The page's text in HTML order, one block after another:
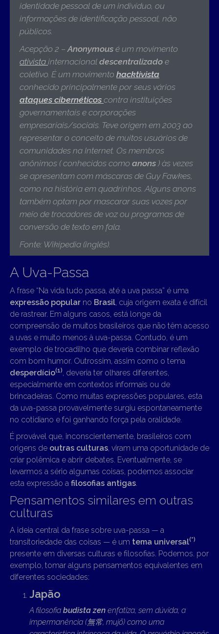
identidade pessoal de um indivíduo, ou
informações de identificação pessoal, não
públicos.
Acepção 2 – Anonymous é um movimento
ativista internacional descentralizado e
coletivo. É um movimento hacktivista
conhecido principalmente por seus vários
ataques cibernéticos contra instituições
governamentais e corporações
empresariais/sociais. Teve origem em 2003 ao
representar o conceito de muitos usuários de
comunidades na Internet. Os membros
anônimos ( conhecidos como anons ) às vezes
se apresentam com máscaras de Guy Fawkes,
como na história em quadrinhos. Alguns anons
também optam por mascarar suas vozes por
meio de trocadores de voz ou programas de
conversão de texto em fala
Fonte: Wikipedia (inglês).
A Uva-Passa
A frase “Na vida tudo passa, até a uva passa” é uma
expressão popular no Brasil , cuja origem exata é difícil
de rastrear. Em alguns casos, está longe da
compreensão de muitos brasileiros que não têm acesso
a uvas e muito menos à uva-passa. Contudo, é um
exemplo de trocadilho que deveria combinar reflexão
com bom humor. Outrossim, assim como o tema
desperdício(1)
, deveria ter olhares diferentes,
especialmente em contextos informais ou de
brincadeiras. Como muitas expressões populares, esta
da uva-passa provavelmente surgiu espontaneamente
no cotidiano e foi ganhando força pela oralidade.
É provável que, inconscientemente, brasileiros com
origens de outras culturas , viram uma oportunidade de
criar polêmica e abrir debates. Eventualmente, se
levarmos a sério algumas coisas, podemos associar
esta expressão a filosofias antigas
Pensamentos similares em outras
culturas
A ideia central da frase sobre uva-passa — a
transitoriedade das coisas — é um tema universal(*)
presente em diversas culturas e filosofias. Podemos. por
exemplo, tomar alguns pensamentos equivalentes em
diferentes sociedades:
Japão
A filosofia budista zen enfatiza, sem dúvida, a
impermanência (無常, mujō) como uma